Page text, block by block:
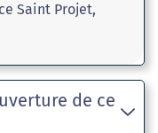
Saint Projet,
de ce